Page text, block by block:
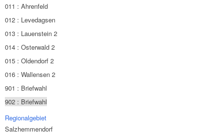
011 : Ahrenfeld
012 : Levedagsen
013 : Lauenstein 2
014 : Osterwald 2
015 : Oldendorf 2
016 : Wallensen 2
901 : Briefwahl
902 : Briefwahl
Regionalgebiet
Salzhemmendorf